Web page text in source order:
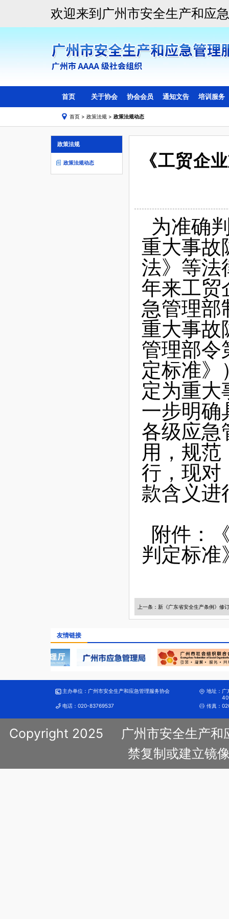
欢迎来到广州市安全生产和应
首页 关于协会
协会简介
会费管理标准
入会须知
协会会员
会员目录
一般单位会员
通知文告 培训服务
首页 >政策法规 >政策法规动态
政策法规
政策法规动态 《工贸企
为准确
重大事故
法》等法
年来工贸
急管理部
重大事故
管理部令
定标准》
定为重大
一步明确
各级应急
用，规范
行，现对
款含义进
附件：
判定标准
上一条：新《广东省安全生产条例》修
友情链接
主办单位： 广州市安全生产和应急管理服务协会 地址： 广
电话：020-83769537 传真：
Copyright 2025
广州市安全生产
禁复制或建立